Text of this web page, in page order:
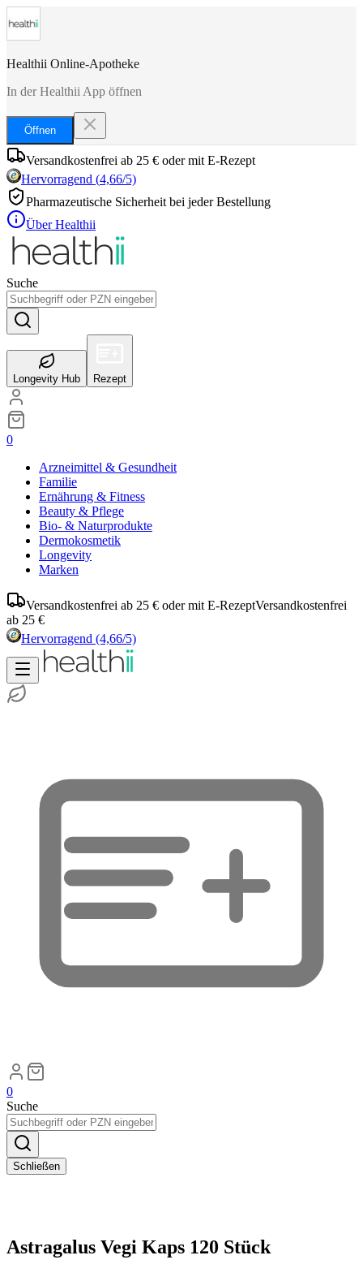
Healthii Online-Apotheke
In der Healthii App öffnen
Öffnen
Versandkostenfrei ab 25 € oder mit E-Rezept
Hervorragend (4,66/5)
Pharmazeutische Sicherheit bei jeder Bestellung
Über Healthii
Suche
Longevity Hub Rezept
0
Arzneimittel & Gesundheit
Familie
Ernährung & Fitness
Beauty & Pflege
Bio- & Naturprodukte
Dermokosmetik
Longevity
Marken
Versandkostenfrei ab 25 € oder mit E-RezeptVersandkostenfrei
ab 25 €
Hervorragend (4,66/5)
0
Suche
Schließen
Astragalus Vegi Kaps 120 Stück